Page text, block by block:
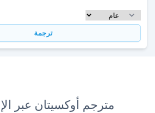
ترجمة
مترجم أوكسيتان عبر